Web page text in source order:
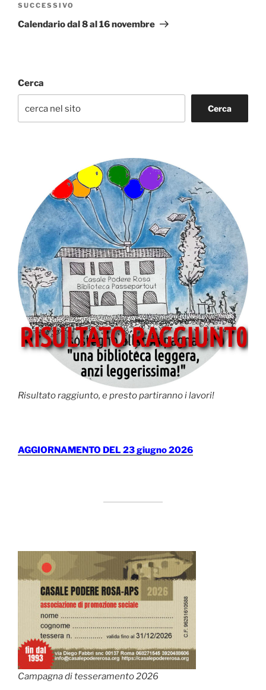
Articolo
successivo
SUCCESSIVO
Calendario dal 8 al 16 novembre
Cerca
Cerca
Risultato raggiunto, e presto partiranno i lavori!
AGGIORNAMENTO DEL 23 giugno 2026
Campagna di tesseramento 2026